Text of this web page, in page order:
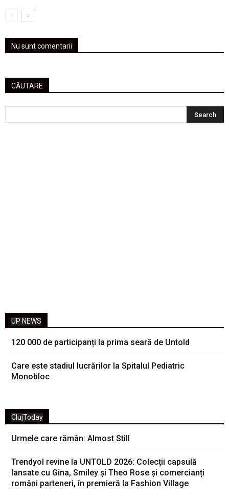
Nu sunt comentarii
CĂUTARE
UP NEWS
120 000 de participanți la prima seară de Untold
Care este stadiul lucrărilor la Spitalul Pediatric
Monobloc
ClujToday
Urmele care rămân: Almost Still
Trendyol revine la UNTOLD 2026: Colecții capsulă
lansate cu Gina, Smiley și Theo Rose și comercianți
români parteneri, în premieră la Fashion Village